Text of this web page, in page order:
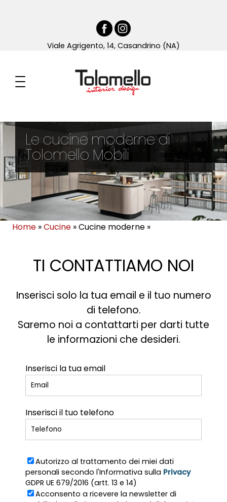
Viale Agrigento, 14, Casandrino (NA)
Le cucine moderne di
Tolomello Mobili
TI CONTATTIAMO NOI
Inserisci solo la tua email e il tuo numero
di telefono.
Saremo noi a contattarti per darti tutte
le informazioni che desideri.
Inserisci la tua email
Inserisci il tuo telefono
Autorizzo al trattamento dei miei dati
personali secondo l'Informativa sulla Privacy
GDPR UE 679/2016 (artt. 13 e 14)
Acconsento a ricevere la newsletter di
Home »Cucine »Cucine moderne »